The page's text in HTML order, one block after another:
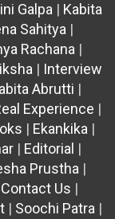
Galpa | Kabita
Sahitya|
Rachana|
| Interview
Abrutti |
Experience |
| Ekankika|
| Editorial |
Prustha|
Contact Us |
| Soochi Patra |